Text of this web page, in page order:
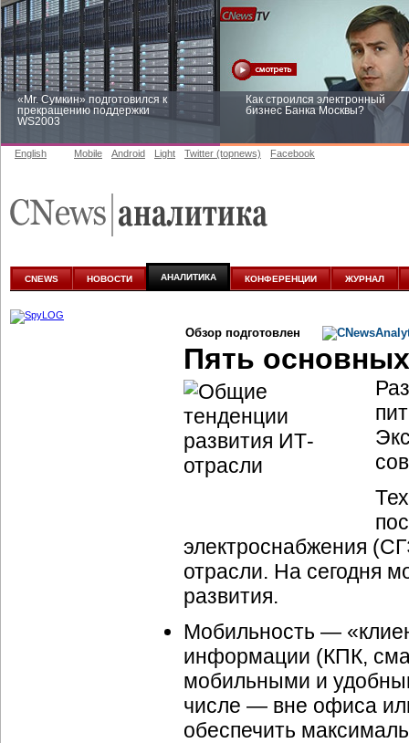
«Mr. Сумкин» подготовился к
прекращению поддержки
WS2003
Как строился электронный
бизнес Банка Москвы?
аналитике
English Mobile Android Light Twitter (topnews) Facebook
CNEWS НОВОСТИ АНАЛИТИКА КОНФЕРЕНЦИИ ЖУРНАЛ
Обзор подготовлен
Пять
электроснабжения
отрасли. На сегодня
развития.
Мобильность —
информации (КПК,
мобильными и
числе — вне офиса
обеспечить